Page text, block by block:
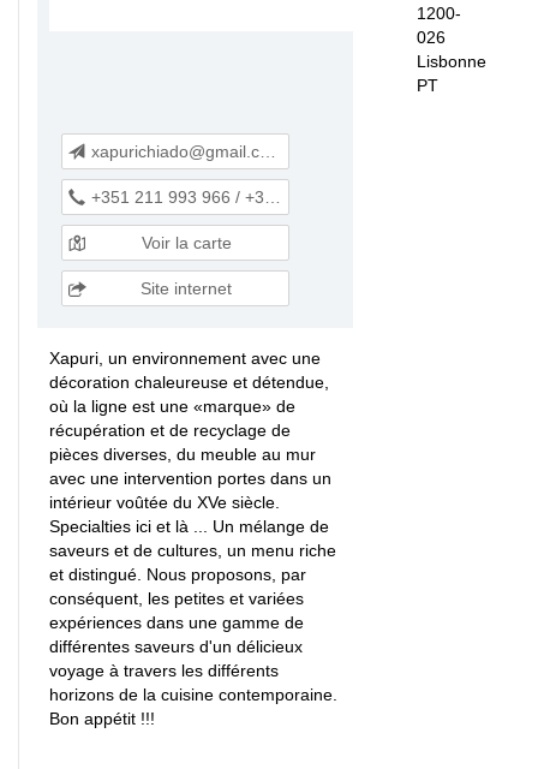
1200-
026
Lisbonne
PT
xapurichiado@gmail.com
+351 211 993 966 / +351 964 738 752
Voir la carte
Site internet
Xapuri, un environnement avec une
décoration chaleureuse et détendue,
où la ligne est une «marque» de
récupération et de recyclage de
pièces diverses, du meuble au mur
avec une intervention portes dans un
intérieur voûtée du XVe siècle.
Specialties ici et là ... Un mélange de
saveurs et de cultures, un menu riche
et distingué. Nous proposons, par
conséquent, les petites et variées
expériences dans une gamme de
différentes saveurs d'un délicieux
voyage à travers les différents
horizons de la cuisine contemporaine.
Bon appétit !!!